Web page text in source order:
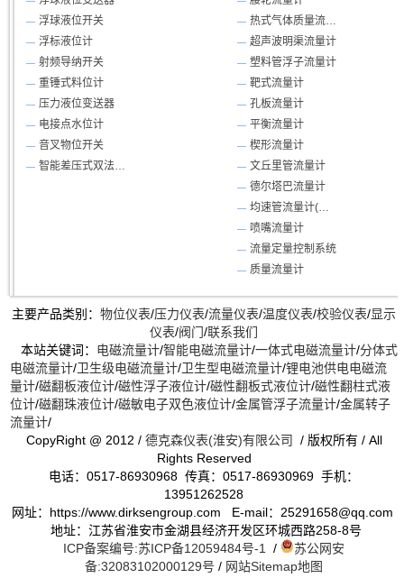
浮球液位开关
浮标液位计
射频导纳开关
重锤式料位计
压力液位变送器
电接点水位计
音叉物位开关
智能差压式双法兰在线密度计
热式气体质量流量计
超声波明渠流量计
塑料管浮子流量计
靶式流量计
孔板流量计
平衡流量计
楔形流量计
文丘里管流量计
德尔塔巴流量计
均速管流量计(威力巴流量计)
喷嘴流量计
流量定量控制系统
质量流量计
主要产品类别： 物位仪表/压力仪表/流量仪表/温度仪表/校验仪表/显示
仪表/阀门/联系我们
本站关键词： 电磁流量计/智能电磁流量计/一体式电磁流量计/分体式
电磁流量计/卫生级电磁流量计/卫生型电磁流量计/锂电池供电电磁流
量计/磁翻板液位计/磁性浮子液位计/磁性翻板式液位计/磁性翻柱式液
位计/磁翻珠液位计/磁敏电子双色液位计/金属管浮子流量计/金属转子
流量计/
CopyRight @ 2012 / 德克森仪表(淮安)有限公司 / 版权所有 / All
Rights Reserved
电话：0517-86930968 传真：0517-86930969 手机：
13951262528
网址：https://www.dirksengroup.com E-mail：25291658@qq.com
地址：江苏省淮安市金湖县经济开发区环城西路258-8号
ICP备案编号:苏ICP备12059484号-1
/
苏公网安
备:32083102000129号 / 网站Sitemap地图